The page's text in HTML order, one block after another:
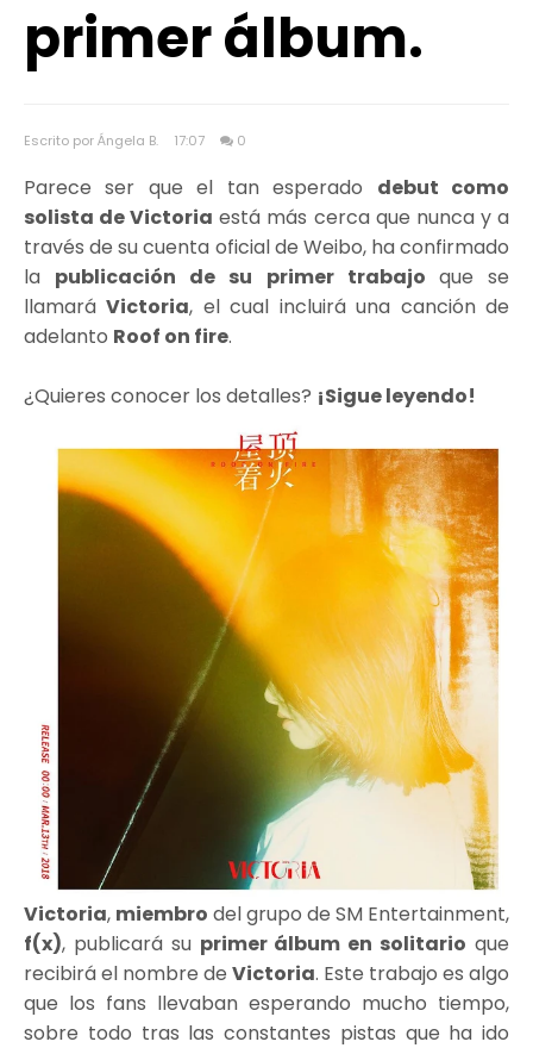
primer álbum.
Escrito por Ángela B. 17:07 0
Parece ser que el tan esperado debut como
solista de Victoria está más cerca que nunca y a
través de su cuenta oficial de Weibo, ha confirmado
la publicación de su primer trabajo que se
llamaráVictoria, el cual incluirá una canción de
adelanto Roof on fire.
¿Quieres conocer los detalles? ¡Sigue leyendo!
Victoria, miembro del grupo de SM Entertainment,
f(x), publicará su primer álbum en solitario que
recibirá el nombre de Victoria. Este trabajo es algo
que los fans llevaban esperando mucho tiempo,
sobre todo tras las constantes pistas que ha ido